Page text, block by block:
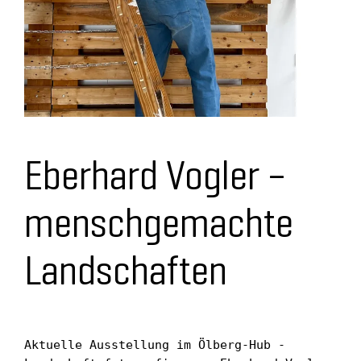
Eberhard Vogler –
menschgemachte
Landschaften
Aktuelle Ausstellung im Ölberg-Hub -